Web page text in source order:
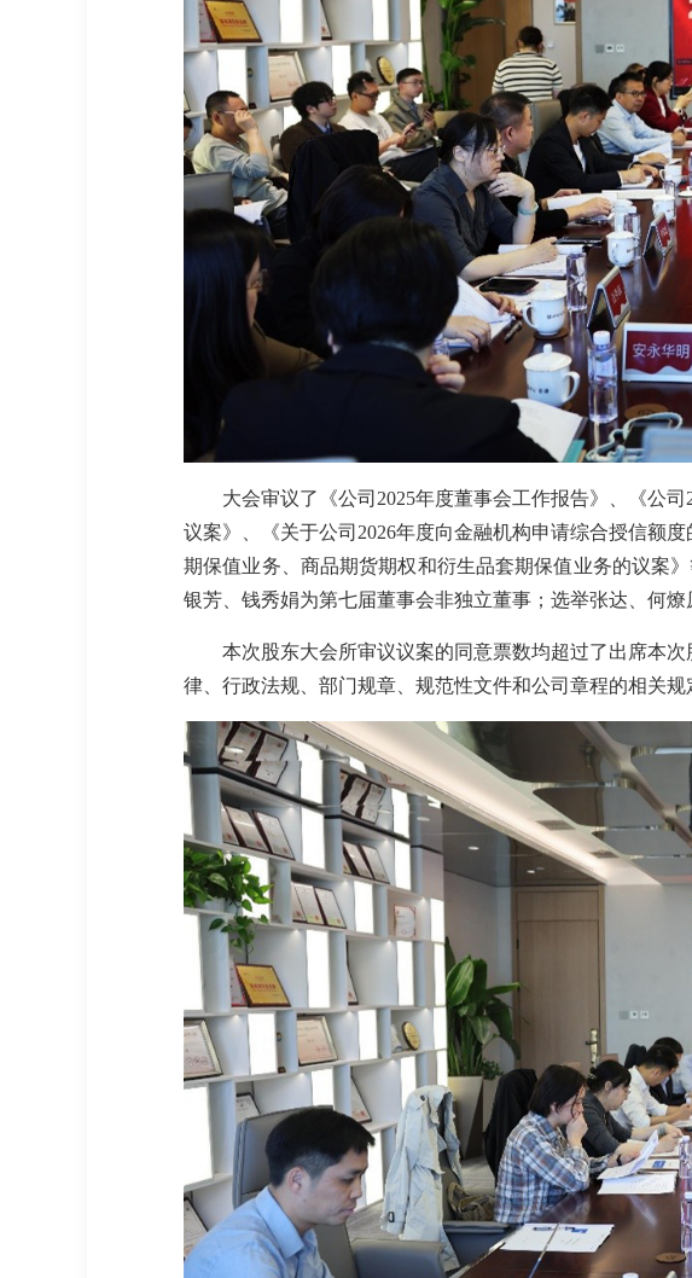
大会审议了《公司2025年度董事会工作报告》、《公
议案》、《关于公司2026年度向金融机构申请综合授信额
期保值业务、商品期货期权和衍生品套期保值业务的议案
银芳、钱秀娟为第七届董事会非独立董事；选举张达、何燎
本次股东大会所审议议案的同意票数均超过了出席本
律、行政法规、部门规章、规范性文件和公司章程的相关规